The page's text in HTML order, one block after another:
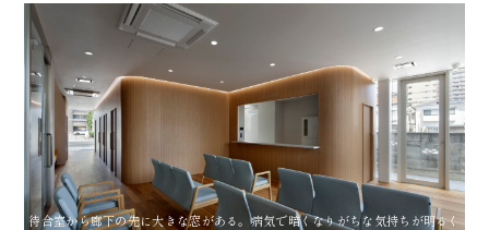
待合室から廊下の先に大きな窓がある。病気で暗くなりがちな気持ちが明るく